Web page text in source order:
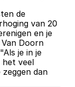
de
van 20
en je
Doorn
je in je
het veel
dan